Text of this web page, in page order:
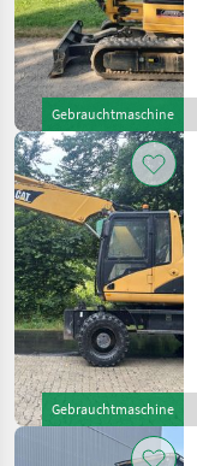
Gebrauchtmaschine
Gebrauchtmaschine